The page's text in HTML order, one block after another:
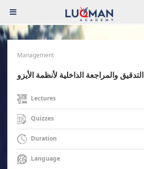
Management
التدقيق والمراجعة الداخلية لأنظمة الأيزو
Lectures
Quizzes
Duration
Language